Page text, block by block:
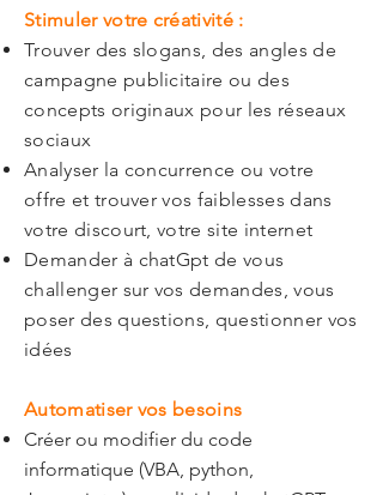
Stimuler votre créativité :
Trouver des slogans, des angles de
campagne publicitaire ou des
concepts originaux pour les réseaux
sociaux
Analyser la concurrence ou votre
offre et trouver vos faiblesses dans
votre discourt, votre site internet
Demander à chatGpt de vous
challenger sur vos demandes, vous
poser des questions, questionner vos
idées
Automatiser vos besoins
Créer ou modifier du code
informatique (VBA, python,